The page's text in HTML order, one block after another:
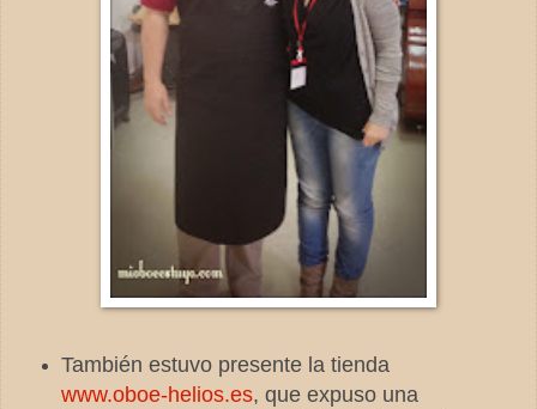
También estuvo presente la tienda
www.oboe-helios.es, que expuso una